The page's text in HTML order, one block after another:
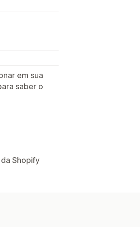
em sua
saber o
Shopify